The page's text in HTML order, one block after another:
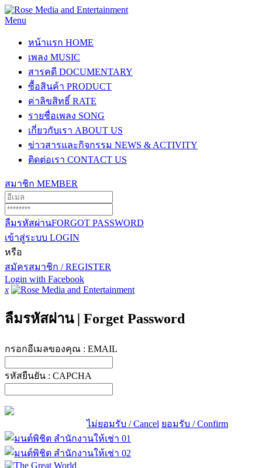
Menu
หน้าแรก HOME
เพลง MUSIC
สารคดี DOCUMENTARY
ซื้อสินค้า PRODUCT
ค่าลิขสิทธิ์ RATE
รายชื่อเพลง SONG
เกี่ยวกับเรา ABOUT US
ข่าวสารและกิจกรรม NEWS & ACTIVITY
ติดต่อเรา CONTACT US
สมาชิก MEMBER
ลืมรหัสผ่านFORGOT PASSWORD
เข้าสู่ระบบ LOGIN
หรือ
สมัครสมาชิก / REGISTER
Login with Facebook
x
ลืมรหัสผ่าน | Forget Password
กรอกอีเมลของคุณ : EMAIL
รหัสยืนยัน : CAPCHA
ไม่ยอมรับ / Cancel ยอมรับ / Confirm